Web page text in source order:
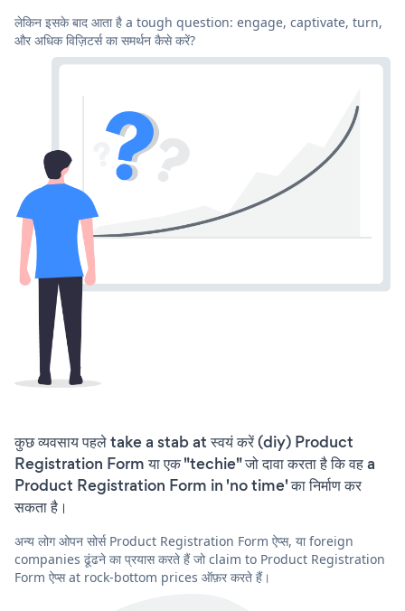
लेकिन इसके बाद आता है a tough question: engage, captivate, turn,
और अधिक विज़िटर्स का समर्थन कैसे करें?
कुछ व्यवसाय पहले take a stab at स्वयं करें (diy) Product
Registration Form या एक "techie" जो दावा करता है कि वह a
Product Registration Form in 'no time' का निर्माण कर
सकता है।
अन्य लोग ओपन सोर्स Product Registration Form ऐप्स, या foreign
companies ढूंढने का प्रयास करते हैं जो claim to Product Registration
Form ऐप्स at rock-bottom prices ऑफ़र करते हैं।